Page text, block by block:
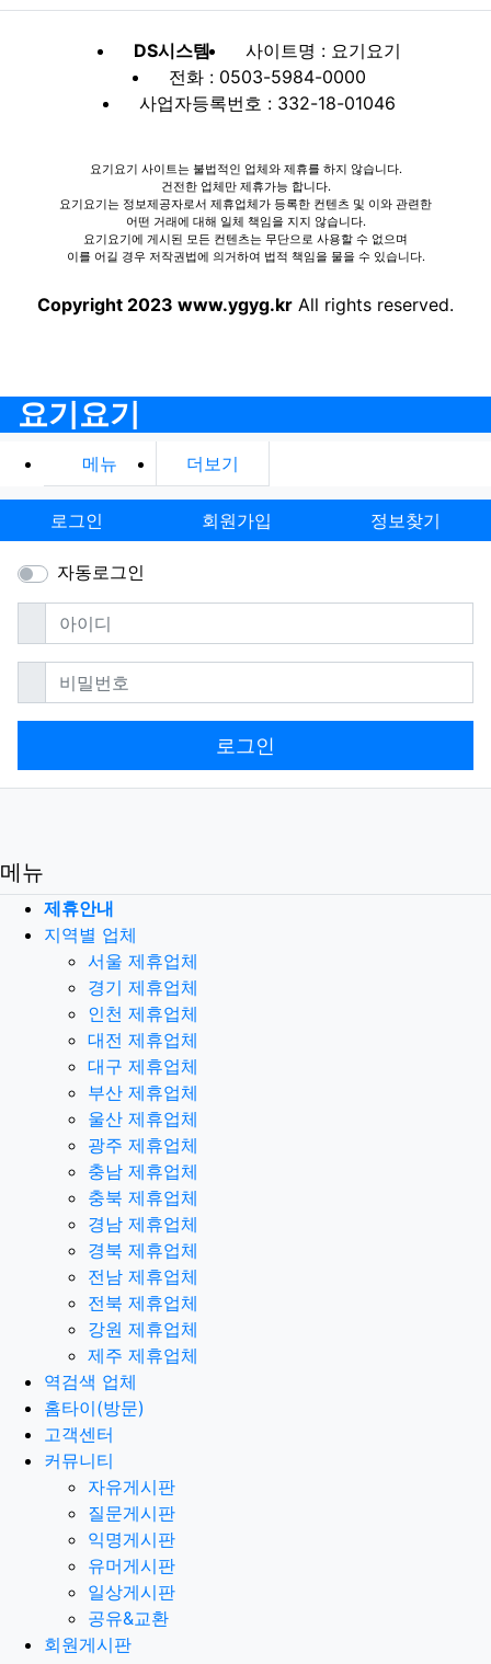
DS시스템
사이트명 : 요기요기
전화 : 0503-5984-0000
사업자등록번호 : 332-18-01046
요기요기 사이트는 불법적인 업체와 제휴를 하지 않습니다.
건전한 업체만 제휴가능 합니다.
요기요기는 정보제공자로서 제휴업체가 등록한 컨텐츠 및 이와 관련한
어떤 거래에 대해 일체 책임을 지지 않습니다.
요기요기에 게시된 모든 컨텐츠는 무단으로 사용할 수 없으며
이를 어길 경우 저작권법에 의거하여 법적 책임을 물을 수 있습니다.
Copyright 2023 www.ygyg.kr All rights reserved.
요기요기
메뉴 더보기
로그인 회원가입 정보찾기
자동로그인
아이디필수
비밀번호필수
로그인
메뉴
제휴안내
지역별 업체
서울 제휴업체
경기 제휴업체
인천 제휴업체
대전 제휴업체
대구 제휴업체
부산 제휴업체
울산 제휴업체
광주 제휴업체
충남 제휴업체
충북 제휴업체
경남 제휴업체
경북 제휴업체
전남 제휴업체
전북 제휴업체
강원 제휴업체
제주 제휴업체
역검색 업체
홈타이(방문)
고객센터
커뮤니티
자유게시판
질문게시판
익명게시판
유머게시판
일상게시판
공유&교환
회원게시판